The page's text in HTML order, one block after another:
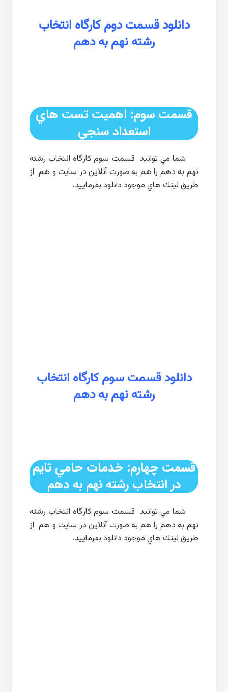
دانلود قسمت دوم كارگاه انتخاب
رشته نهم به دهم
قسمت سوم: اهميت تست هاي
استعداد سنجي
شما مي توانيد قسمت سوم كارگاه انتخاب رشته
نهم به دهم را هم به صورت آنلاين در سايت و هم از
طريق لينك هاي موجود دانلود بفرماييد.
دانلود قسمت سوم كارگاه انتخاب
رشته نهم به دهم
قسمت چهارم: خدمات حامي تايم
در انتخاب رشته نهم به دهم
شما مي توانيد قسمت سوم كارگاه انتخاب رشته
نهم به دهم را هم به صورت آنلاين در سايت و هم از
طريق لينك هاي موجود دانلود بفرماييد.